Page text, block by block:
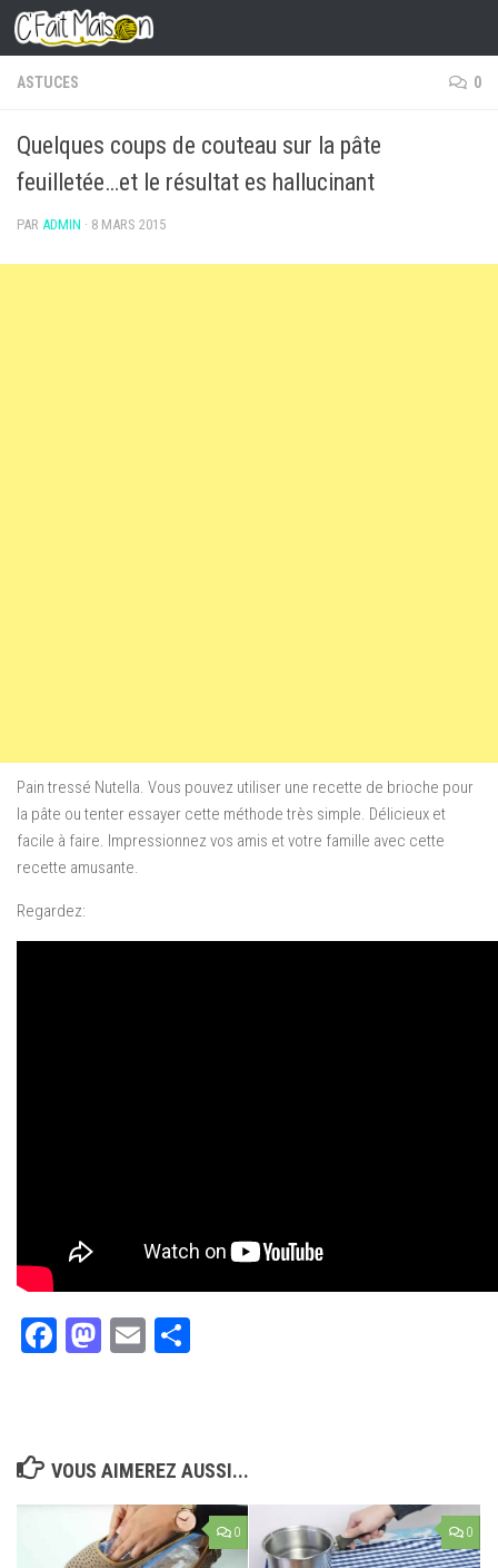
Skip to content
ASTUCES 0
Quelques coups de couteau sur la pâte
feuilletée…et le résultat es hallucinant
PAR ADMIN · 8 MARS 2015
Pain tressé Nutella. Vous pouvez utiliser une recette de brioche pour
la pâte ou tenter essayer cette méthode très simple. Délicieux et
facile à faire. Impressionnez vos amis et votre famille avec cette
recette amusante.
Regardez:
Facebook
Mastodon
Email
VOUS AIMEREZ AUSSI...
0 0